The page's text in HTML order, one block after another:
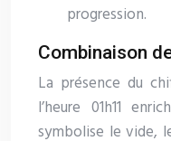
progression.
Combinaison
La présence du
l’heure 01h11
symbolise le vide,